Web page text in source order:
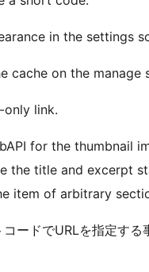
in the settings
cache on the manage
link.
for the thumbnail
the title and excerpt
item of arbitrary
ードでURLを指定す